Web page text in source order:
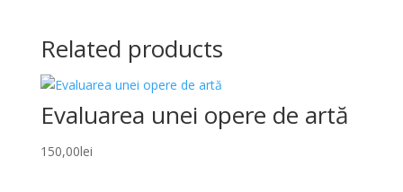
50,00lei.41,00lei.
Related products
Evaluarea unei opere de artă
150,00lei